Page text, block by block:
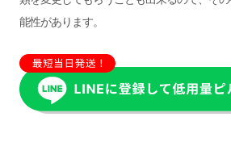
能性があります。